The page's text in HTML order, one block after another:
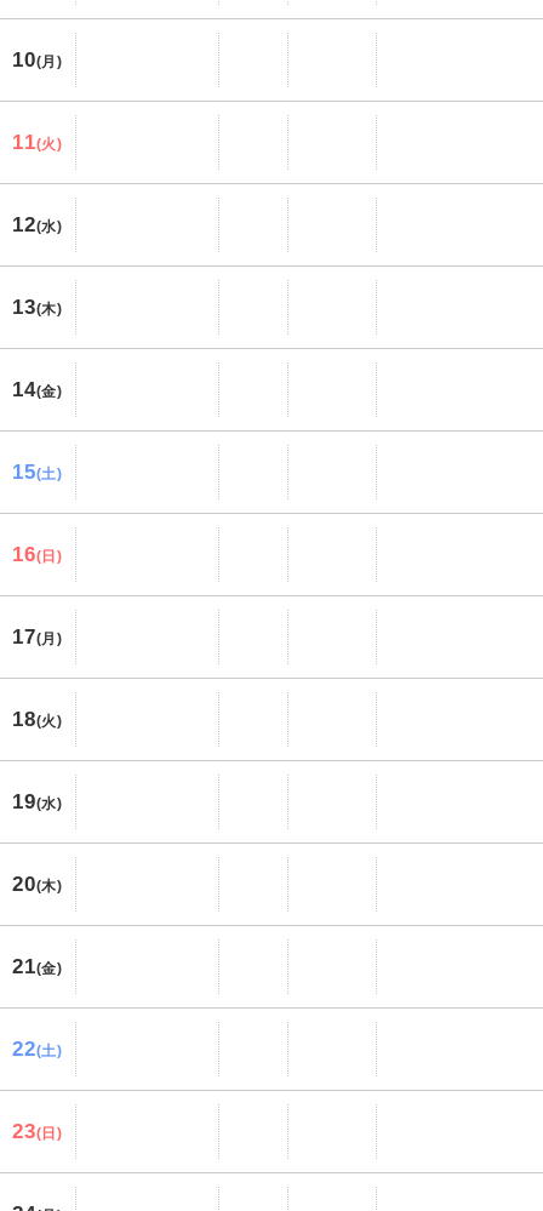
10(月)
11(火)
12(水)
13(木)
14(金)
15(土)
16(日)
17(月)
18(火)
19(水)
20(木)
21(金)
22(土)
23(日)